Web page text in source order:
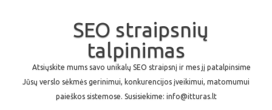
SEO straipsnių
talpinimas
Atsiųskite mums savo unikalų SEO straipsnį ir mes jį patalpinsime
Jūsų verslo sėkmės gerinimui, konkurencijos įveikimui, matomumui
paieškos sistemose. Susisiekime: info@itturas.lt